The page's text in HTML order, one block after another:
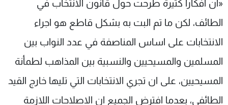
«ان افكارا كثيرة طرحت حول قانون الانتخاب في
الطائف، لكن ما تم البت به بشكل قاطع هو اجراء
الانتخابات على اساس المناصفة في عدد النواب بين
المسلمين والمسيحيين والنسبية بين المذاهب لطمأنة
المسيحيين، على ان تجري الانتخابات التي تليها خارج القيد
الطائفي، بعدما افترض الجميع ان الاصلاحات اللازمة